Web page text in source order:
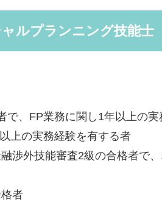
ルプランニング技能
で、FP業務に関し1年以上の
上の実務経験を有する者
融渉外技能審査2級の合格者で
者